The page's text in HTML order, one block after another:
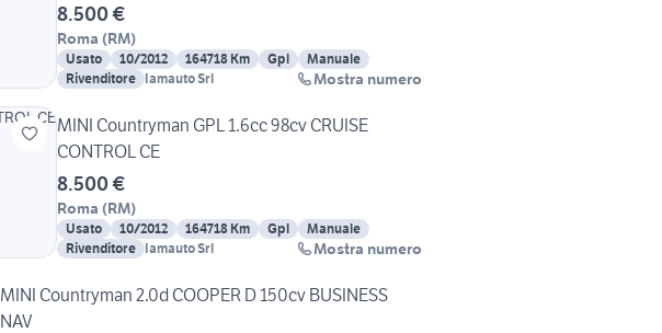
8.500 €
Roma (RM)
Usato 10/2012 164718 Km Gpl
Manuale
Rivenditore Iamauto Srl Mostra numero
MINI Countryman GPL 1.6cc 98cv CRUISE
CONTROL CE
8.500 €
Roma (RM)
Usato 10/2012 164718 Km Gpl
Manuale
Rivenditore Iamauto Srl Mostra numero
MINI Countryman 2.0d COOPER D 150cv BUSINESS
NAV